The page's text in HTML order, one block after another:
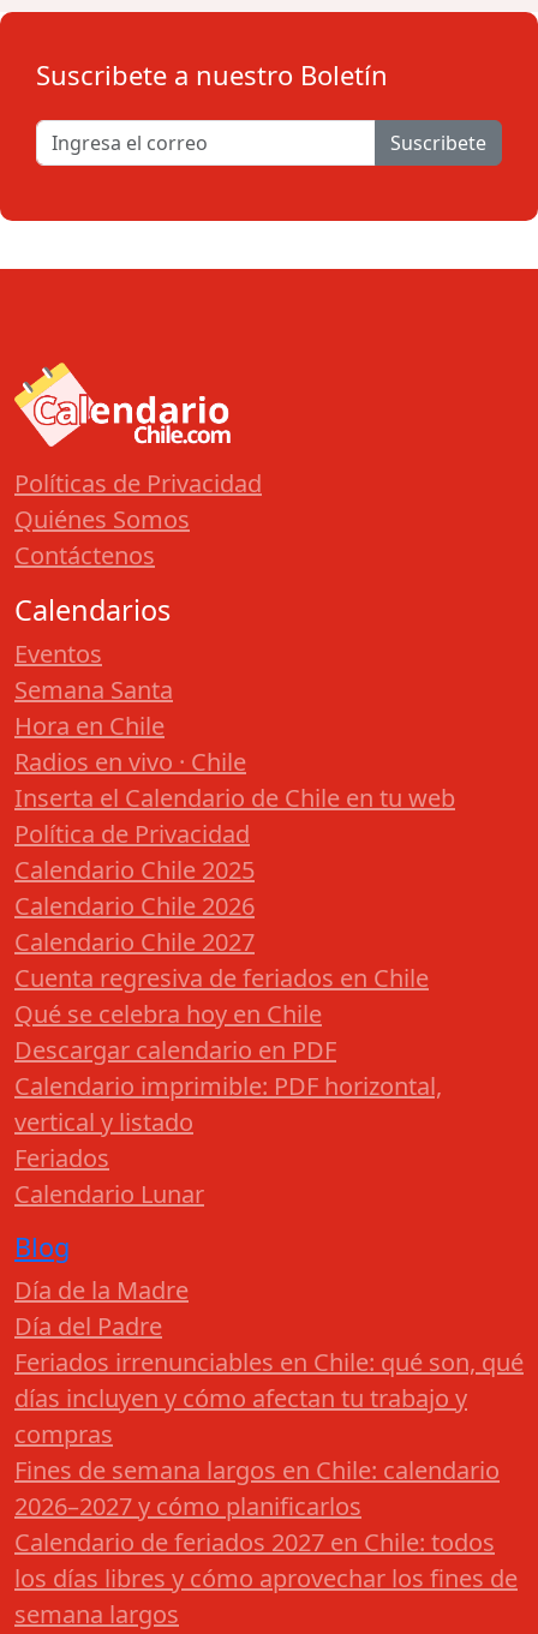
Suscribete a nuestro Boletín
Suscribete
Políticas de Privacidad
Quiénes Somos
Contáctenos
Calendarios
Eventos
Semana Santa
Hora en Chile
Radios en vivo · Chile
Inserta el Calendario de Chile en tu web
Política de Privacidad
Calendario Chile 2025
Calendario Chile 2026
Calendario Chile 2027
Cuenta regresiva de feriados en Chile
Qué se celebra hoy en Chile
Descargar calendario en PDF
Calendario imprimible: PDF horizontal,
vertical y listado
Feriados
Calendario Lunar
Blog
Día de la Madre
Día del Padre
Feriados irrenunciables en Chile: qué son, qué
días incluyen y cómo afectan tu trabajo y
compras
Fines de semana largos en Chile: calendario
2026–2027 y cómo planificarlos
Calendario de feriados 2027 en Chile: todos
los días libres y cómo aprovechar los fines de
semana largos